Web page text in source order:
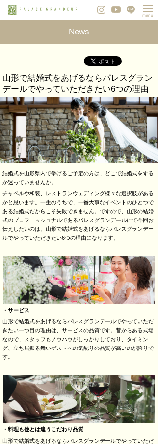
News
山形で結婚式をあげるならパレスグラン
デールでやっていただきたい6つの理由
結婚式を山形県内で挙げるご予定の方は、どこで結婚式をする
か迷っていませんか。
チャペルや和装、レストランウェディング様々な選択肢がある
かと思います。一生のうちで、一番大事なイベントのひとつで
ある結婚式だからこそ失敗できません。ですので、山形の結婚
式のプロフェッショナルであるパレスグランデールにて今回お
伝えしたいのは、山形で結婚式をあげるならパレスグランデー
ルでやっていただきたい6つの理由になります。
・サービス
山形で結婚式をあげるならパレスグランデールでやっていただ
きたい一つ目の理由は、サービスの品質です。昔からある式場
なので、スタッフもノウハウがしっかりしており、タイミン
グ、立ち居振る舞いゲストへの気配りの品質が高いのが誇りで
す。
・料理も他とは違うこだわり品質
山形で結婚式をあげるならパレスグランデールでやっていただ